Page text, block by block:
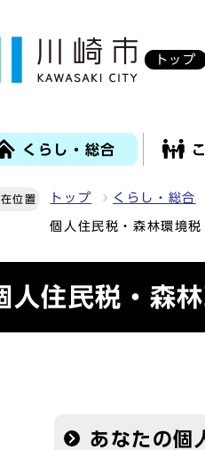
トップ
くらし・総合
位置 トップ くらし・総合
個人住民税・森林環境
人住民税・森
あなたの個